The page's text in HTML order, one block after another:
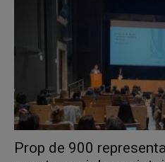
Prop de 900